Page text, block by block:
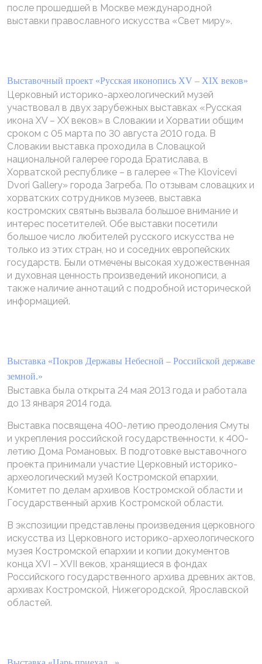
после прошедшей в Москве международной
выставки православного искусства «Свет миру».
Выставочный проект «Русская иконопись XV – XIX веков»
Церковный историко-археологический музей
участвовал в двух зарубежных выставках «Русская
икона XV – XX веков» в Словакии и Хорватии общим
сроком с 05 марта по 30 августа 2010 года. В
Словакии выставка проходила в Словацкой
национальной галерее города Братислава, в
Хорватской республике – в галерее «The Klovicevi
Dvori Gallery» города Загреба. По отзывам словацких и
хорватских сотрудников музеев, выставка
костромских святынь вызвала большое внимание и
интерес посетителей. Обе выставки посетили
большое число любителей русского искусства не
только из этих стран, но и соседних европейских
государств. Были отмечены высокая художественная
и духовная ценность произведений иконописи, а
также наличие аннотаций с подробной исторической
информацией.
Выставка «Покров Державы Небесной – Российской державе
земной.»
Выставка была открыта 24 мая 2013 года и работала
до 13 января 2014 года.
Выставка посвящена 400-летию преодоления Смуты
и укрепления российской государственности, к 400-
летию Дома Романовых. В подготовке выставочного
проекта принимали участие Церковный историко-
археологический музей Костромской епархии,
Комитет по делам архивов Костромской области и
Государственный архив Костромской области.
В экспозиции представлены произведения церковного
искусства из Церковного историко-археологического
музея Костромской епархии и копии документов
конца XVI – XVII веков, хранящиеся в фондах
Российского государственного архива древних актов,
архивах Костромской, Нижегородской, Ярославской
областей.